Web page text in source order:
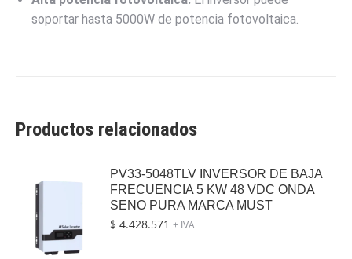
soportar hasta 5000W de potencia fotovoltaica.
Productos relacionados
PV33-5048TLV INVERSOR DE BAJA
FRECUENCIA 5 KW 48 VDC ONDA
SENO PURA MARCA MUST
$ 4.428.571 + IVA